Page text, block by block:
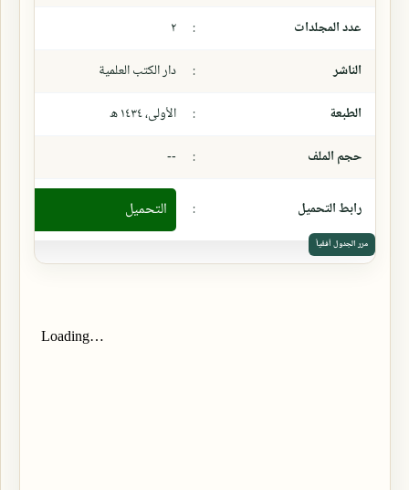
عدد المجلدات
:
٢
الناشر
:
دار الكتب العلمية
الطبعة
:
الأولى، ١٤٣٤ ھ
حجم الملف
:
--
رابط التحميل : التحميل